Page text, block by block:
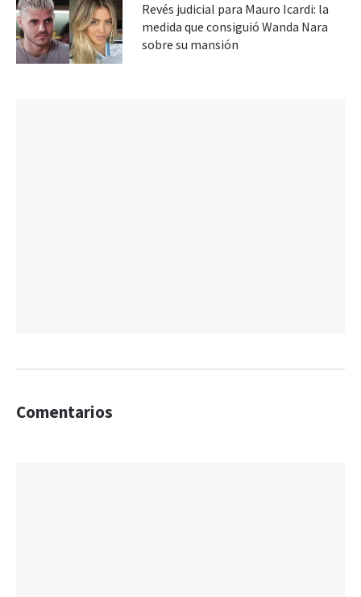
Revés judicial para Mauro Icardi: la
medida que consiguió Wanda Nara
sobre su mansión
Comentarios